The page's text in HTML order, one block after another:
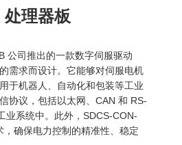
理器板
公司推出的一款数字伺服驱动
需求而设计。它能够对伺服电机
于机器人、自动化和包装等工业
协议，包括以太网、CAN 和 RS-
业系统中。此外，SDCS-CON-
确保电力控制的精准性、稳定